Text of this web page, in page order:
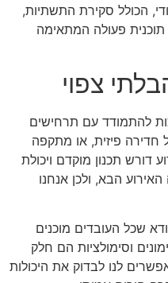
הכולל סקירת התשתיות,
תוכנית פעולה המתאימה
צפוי
להתמודד עם תרחישים
חדירה פיזית, או מתקפה
דורש תכנון מוקדם ויכולת
הבא, ולכן אנחנו
שכל העובדים מוכנים
וסימולציות הם חלק
לנו לבדוק את היכולות